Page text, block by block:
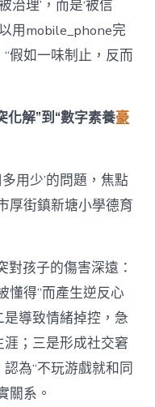
治理’，而是‘被信
用mobile_phone完
假如一味制止，反而
化解”到“數字素養豪
用少’的問題，焦點
厚街鎮新塘小學德育
孩子的傷害深遠：
懂得”而產生逆反心
導致情緒掉控，急
；三是形成社交窘
為“不玩游戲就和同
關系。